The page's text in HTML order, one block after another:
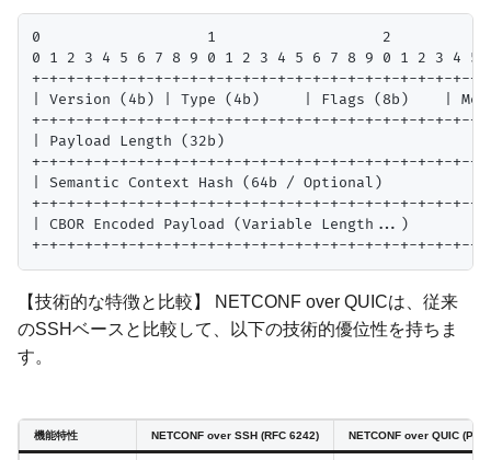
0                   1                   2
0 1 2 3 4 5 6 7 8 9 0 1 2 3 4 5 6 7 8 9 0 1 2 3 4 5
+-+-+-+-+-+-+-+-+-+-+-+-+-+-+-+-+-+-+-+-+-+-+-+-+-
| Version (4b) | Type (4b)     | Flags (8b)    |
+-+-+-+-+-+-+-+-+-+-+-+-+-+-+-+-+-+-+-+-+-+-+-+-+-
| Payload Length (32b)
+-+-+-+-+-+-+-+-+-+-+-+-+-+-+-+-+-+-+-+-+-+-+-+-+-
| Semantic Context Hash (64b / Optional)
+-+-+-+-+-+-+-+-+-+-+-+-+-+-+-+-+-+-+-+-+-+-+-+-+-
| CBOR Encoded Payload (Variable Length...)
【技術的な特徴と比較】 NETCONF over QUICは、従来
のSSHベースと比較して、以下の技術的優位性を持ちま
す。
機能特性 NETCONF over SSH (RFC 6242) NETCONF over QUIC